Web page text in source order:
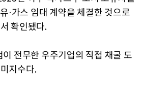
·가스 임대 계약을 체결한 것으로
확인됐다.
이 전무한 우주기업의 직접 채굴 도
지수다.